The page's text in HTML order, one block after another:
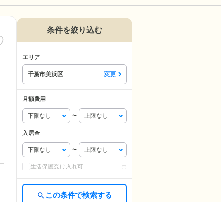
条件を絞り込む
エリア
千葉市美浜区 変更
月額費用
〜
入居金
〜
生活保護受け入れ可 (0)
この条件で検索する